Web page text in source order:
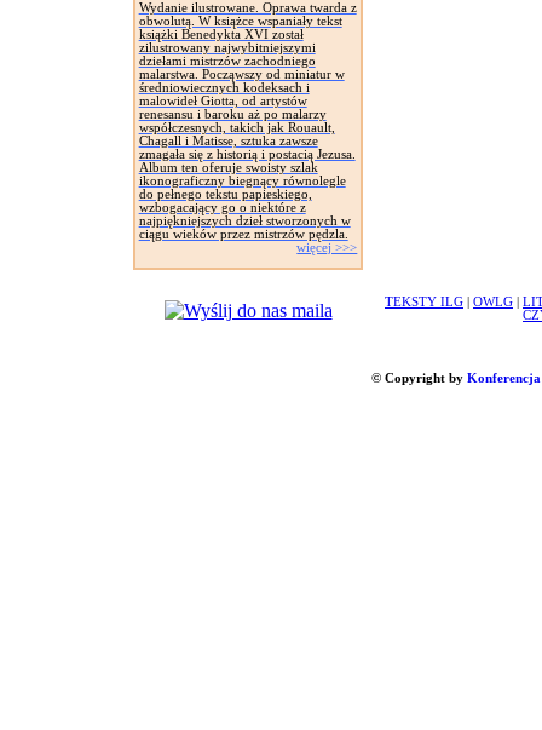
Wydanie ilustrowane. Oprawa twarda z
obwolutą. W książce wspaniały tekst
książki Benedykta XVI został
zilustrowany najwybitniejszymi
dziełami mistrzów zachodniego
malarstwa. Począwszy od miniatur w
średniowiecznych kodeksach i
malowideł Giotta, od artystów
renesansu i baroku aż po malarzy
współczesnych, takich jak Rouault,
Chagall i Matisse, sztuka zawsze
zmagała się z historią i postacią Jezusa.
Album ten oferuje swoisty szlak
ikonograficzny biegnący równolegle
do pełnego tekstu papieskiego,
wzbogacający go o niektóre z
najpiękniejszych dzieł stworzonych w
ciągu wieków przez mistrzów pędzla.
więcej >>>
TEKSTY ILG OWLG
© Copyright by Konferencja